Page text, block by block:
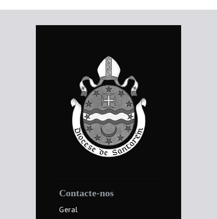
Contacte-nos
Geral